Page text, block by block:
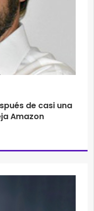
de casi una
Amazon